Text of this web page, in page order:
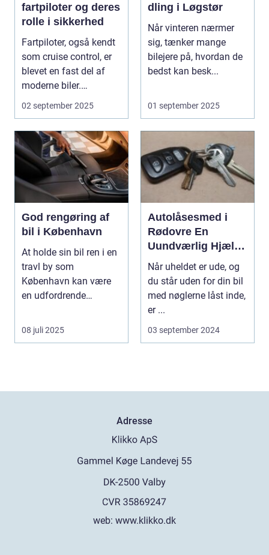
fartpiloter og deres
rolle i sikkerhed
Fartpiloter, også kendt
som cruise control, er
blevet en fast del af
moderne biler.
Systemet g...
02 september 2025
dling i Løgstør
Når vinteren nærmer
sig, tænker mange
bilejere på, hvordan de
bedst kan besk...
01 september 2025
God rengøring af
bil i København
At holde sin bil ren i en
travl by som
København kan være
en udfordrende
08 juli 2025
Autolåsesmed i
Rødovre En
Uundværlig Hjælp I
Nødsituationer
Når uheldet er ude, og
du står uden for din bil
med nøglerne låst inde,
er ...
03 september 2024
Adresse
web: www.klikko.dk